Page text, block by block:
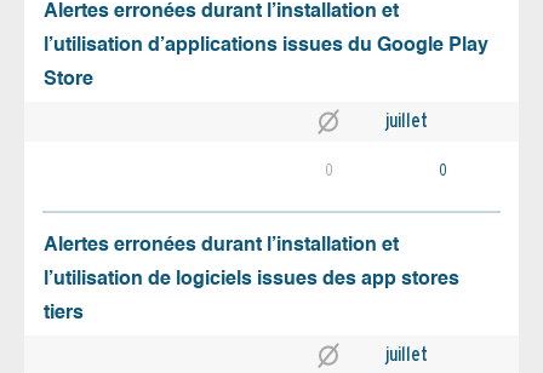
Alertes erronées durant l’installation et
l’utilisation d’applications issues du Google Play
Store
juillet
0 0
Alertes erronées durant l’installation et
l’utilisation de logiciels issues des app stores
tiers
juillet